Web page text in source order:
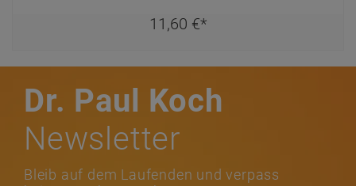
11,60 €*
Dr. Paul Koch
Newsletter
Bleib auf dem Laufenden und verpass